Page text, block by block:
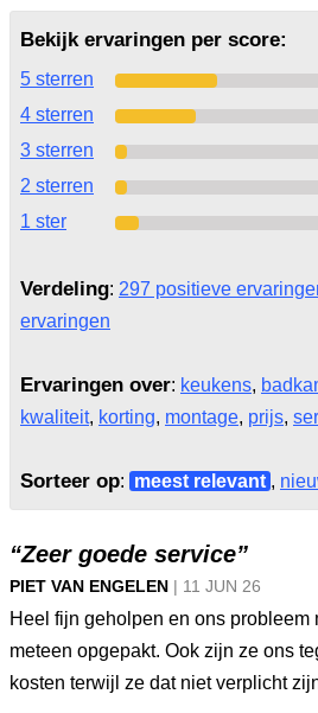
Bekijk ervaringen per score:
5 sterren
4 sterren
3 sterren
2 sterren
1 ster
Verdeling: 297 positieve
ervaringen
Ervaringen over: keukens,
kwaliteit, korting, montage, prijs,
Sorteer op: meest relevant ,
“Zeer goede service”
PIET VAN ENGELEN | 11 JUN 26
Heel fijn geholpen en ons probleem
meteen opgepakt. Ook zijn ze ons
kosten terwijl ze dat niet verplicht